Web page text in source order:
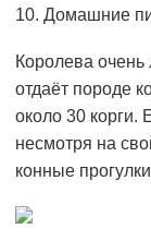
10. Домашние
Королева
отдаёт породе
около 30 корги.
несмотря на
конные